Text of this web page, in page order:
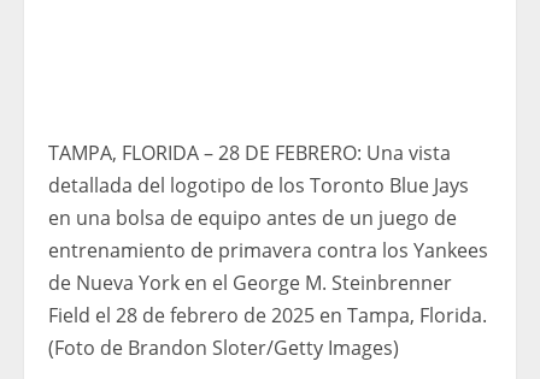
TAMPA, FLORIDA – 28 DE FEBRERO: Una vista
detallada del logotipo de los Toronto Blue Jays
en una bolsa de equipo antes de un juego de
entrenamiento de primavera contra los Yankees
de Nueva York en el George M. Steinbrenner
Field el 28 de febrero de 2025 en Tampa, Florida.
(Foto de Brandon Sloter/Getty Images)